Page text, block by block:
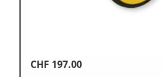
CHF 197.00